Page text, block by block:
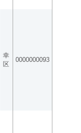
幸
区
0000000093